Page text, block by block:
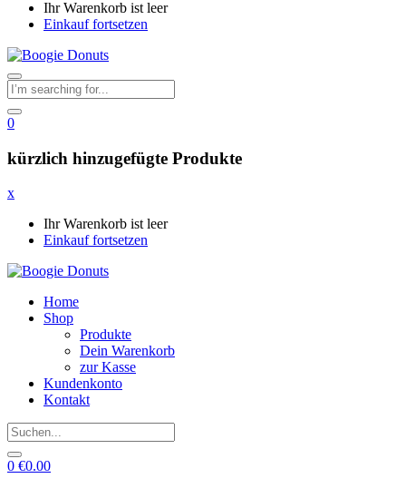
Ihr Warenkorb ist leer
Einkauf fortsetzen
0
kürzlich hinzugefügte Produkte
x
Ihr Warenkorb ist leer
Einkauf fortsetzen
Home
Shop
Produkte
Dein Warenkorb
zur Kasse
Kundenkonto
Kontakt
0 €0.00